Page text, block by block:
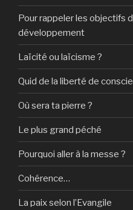
Pour rappeler les objectifs
développement
Laïcité ou laïcisme ?
Quid de la liberté de
Où sera ta pierre ?
Le plus grand péché
Pourquoi aller à la messe ?
Cohérence…
La paix selon l’Evangile